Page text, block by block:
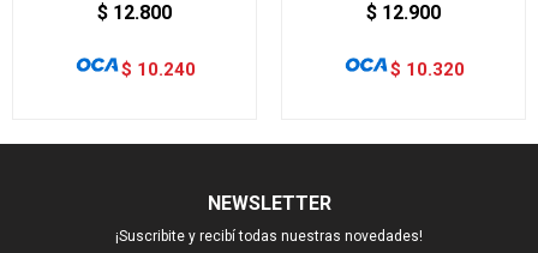
$ 12.800
$ 10.240
$ 12.900
$ 10.320
NEWSLETTER
¡Suscribite y recibí todas nuestras novedades!